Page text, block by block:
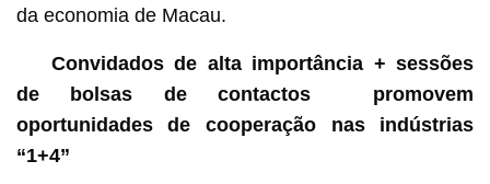
da economia de Macau.
Convidados de alta importância + sessões
de bolsas de contactos promovem
oportunidades de cooperação nas indústrias
“1+4”